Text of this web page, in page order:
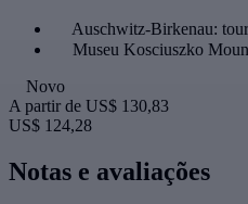
Auschwitz-Birkenau:
Museu Kosciuszko
Novo
A partir de US$ 130,83
US$ 124,28
Notas e avaliações